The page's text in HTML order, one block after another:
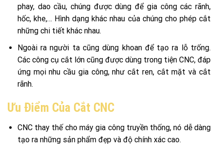
phay, dao cầu, chúng được dùng để gia công các rãnh,
hốc, khe,… Hình dạng khác nhau của chúng cho phép cắt
những chi tiết khác nhau.
Ngoài ra người ta cũng dùng khoan để tạo ra lỗ trống.
Các công cụ cắt lớn cũng được dùng trong tiện CNC, đáp
ứng mọi nhu cầu gia công, như cắt ren, cắt mặt và cắt
rãnh.
Ưu Điểm Của Cắt CNC
CNC thay thế cho máy gia công truyền thống, nó dễ dàng
tạo ra những sản phẩm đẹp và độ chính xác cao.